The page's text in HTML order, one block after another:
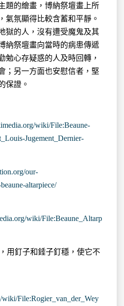
題的繪畫，博納祭壇畫上所
氣氛顯得比較含蓄和平靜。
獄的人，沒有遭受魔鬼及其
納祭壇畫向當時的病患傳遞
勉心存疑惑的人及時回轉，
；另一方面也安慰信者，堅
保證。
wiki/File:Beaune-
Jugement_Dernier-
our-
altarpiece/
wiki/File:Beaune_Altarp
用釘子和錘子釘穩，使它不
File:Rogier_van_der_Wey